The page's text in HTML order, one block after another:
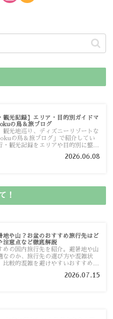
観光記録】エリア・目的別ガイドマ
の鳥＆旅ブログ
観光地巡り、ディズニーリゾートな
の鳥＆旅ブログ」で紹介してい
・観光記録をエリアや目的別に整理
からスムーズに見つけていただけま
2026.06.08
！
地や山？お盆のおすすめ旅行先はど
注意点など徹底解説
めの国内旅行先を紹介。避暑地や山
なのか、旅行先の選び方や混雑状
比較的混雑を避けやすいおすすめス
2026.07.15